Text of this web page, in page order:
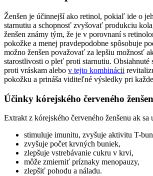
Ženšen je účinnejší ako retinol, pokiaľ ide o
starnutiu a schopnosť zvyšovať produkciu
ženšen známy tým, že je v porovnaní s
pokožke a menej pravdepodobne spôsobuje
možno ženšen považovať za lepšiu možnosť
starostlivosti o pleť proti starnutiu. Obsiahnuté
proti vráskam alebo v tejto kombinácii
pokožku a prináša viditeľné výsledky pri
Účinky kórejského červeného
Extrakt z kórejského červeného ženšenu ak sa
stimuluje imunitu, zvyšuje aktivitu T-
zvyšuje počet krvných buniek,
zlepšuje vstrebávanie cukru v krvi,
môže zmierniť príznaky menopauzy,
zlepšiť pohodu a náladu.